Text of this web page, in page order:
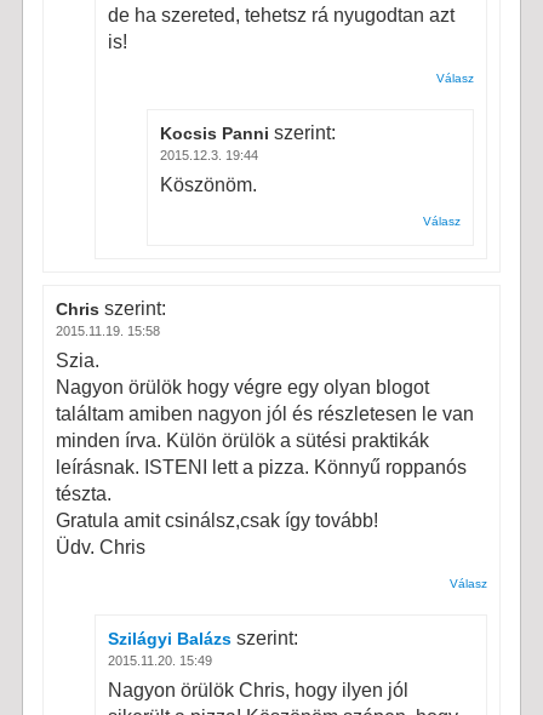
de ha szereted, tehetsz rá nyugodtan azt
is!
Válasz
Kocsis Panni szerint:
2015.12.3. 19:44
Köszönöm.
Válasz
Chris szerint:
2015.11.19. 15:58
Szia.
Nagyon örülök hogy végre egy olyan blogot
találtam amiben nagyon jól és részletesen le van
minden írva. Külön örülök a sütési praktikák
leírásnak. ISTENI lett a pizza. Könnyű roppanós
tészta.
Gratula amit csinálsz,csak így tovább!
Üdv. Chris
Válasz
Szilágyi Balázs szerint:
2015.11.20. 15:49
Nagyon örülök Chris, hogy ilyen jól